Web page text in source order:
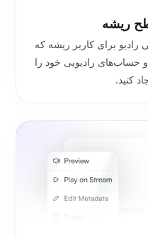
ریشه
رادیو برای کاربر ریشه که
و حساب‌های رادیویی خود را
کنید.